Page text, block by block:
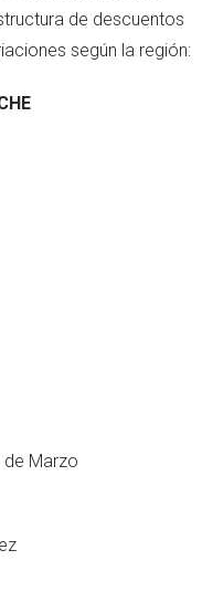
de descuentos
según la región:
de Marzo